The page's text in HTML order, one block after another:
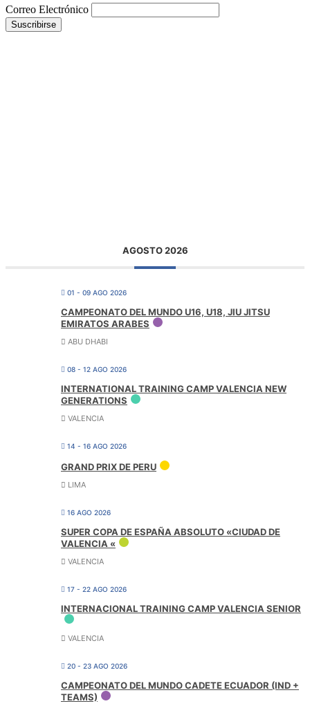
Correo Electrónico
AGOSTO 2026
01 - 09 AGO 2026
CAMPEONATO DEL MUNDO U16, U18, JIU JITSU
EMIRATOS ARABES
ABU DHABI
08 - 12 AGO 2026
INTERNATIONAL TRAINING CAMP VALENCIA NEW
GENERATIONS
VALENCIA
14 - 16 AGO 2026
GRAND PRIX DE PERU
LIMA
16 AGO 2026
SUPER COPA DE ESPAÑA ABSOLUTO «CIUDAD DE
VALENCIA «
VALENCIA
17 - 22 AGO 2026
INTERNACIONAL TRAINING CAMP VALENCIA SENIOR
VALENCIA
20 - 23 AGO 2026
CAMPEONATO DEL MUNDO CADETE ECUADOR (IND +
TEAMS)